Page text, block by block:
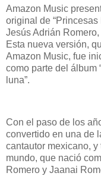
Amazon Music
original de
Jesús Adrián
Esta nueva versión,
Amazon Music, fue
como parte del álbum
luna”.
Con el paso de los
convertido en una de
cantautor mexicano,
mundo, que nació
Romero y Jaanai